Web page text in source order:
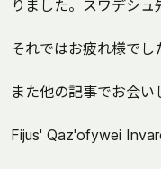
りました。スワデシュ
それではお疲れ様でし
また他の記事でお会い
Fijus' Qaz'ofywei